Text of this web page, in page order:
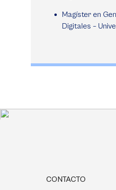
Magíster en
Digitales –
CONTACTO